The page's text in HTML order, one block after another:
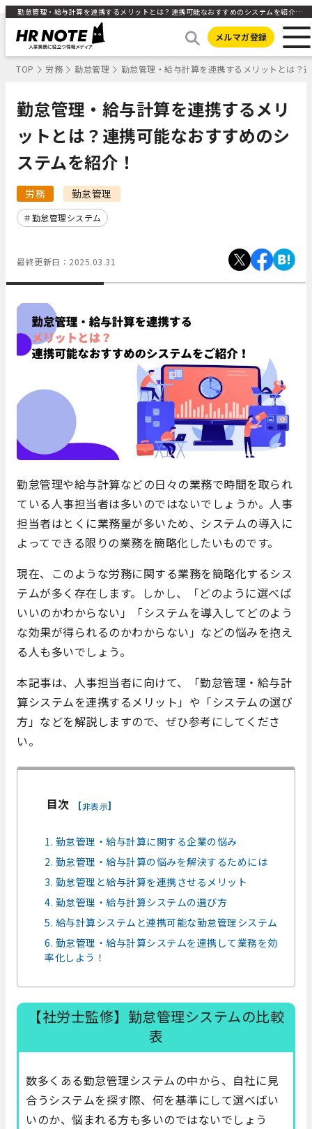
勤怠管理・給与計算を連携するメリットとは？連携可能なおすすめのシステムを紹介！ ｜HR NOTE
メルマガ登録
TOP 労務 勤怠管理 勤怠管理・給与計算を連携するメリットとは？
勤怠管理・給与計算を連携するメリ
ットとは？連携可能なおすすめのシ
ステムを紹介！
労務 勤怠管理
勤怠管理システム
最終更新日： 2025.03.31
勤怠管理や給与計算などの日々の業務で時間を取られ
ている人事担当者は多いのではないでしょうか。人事
担当者はとくに業務量が多いため、システムの導入に
よってできる限りの業務を簡略化したいものです。
現在、このような労務に関する業務を簡略化するシス
テムが多く存在します。しかし、「どのように選べば
いいのかわからない」「システムを導入してどのよう
な効果が得られるのかわからない」などの悩みを抱え
る人も多いでしょう。
本記事は、人事担当者に向けて、「勤怠管理・給与計
算システムを連携するメリット」や「システムの選び
方」などを解説しますので、ぜひ参考にしてくださ
い。
目次 [非表示]
1. 勤怠管理・給与計算に関する企業の悩み
2. 勤怠管理・給与計算の悩みを解決するためには
3. 勤怠管理と給与計算を連携させるメリット
4. 勤怠管理・給与計算システムの選び方
5. 給与計算システムと連携可能な勤怠管理システム
6. 勤怠管理・給与計算システムを連携して業務を効
率化しよう！
【社労士監修】勤怠管理システムの比較
表
数多くある勤怠管理システムの中から、自社に見
合うシステムを探す際、何を基準にして選べばい
いのか、悩まれる方も多いのではないでしょう